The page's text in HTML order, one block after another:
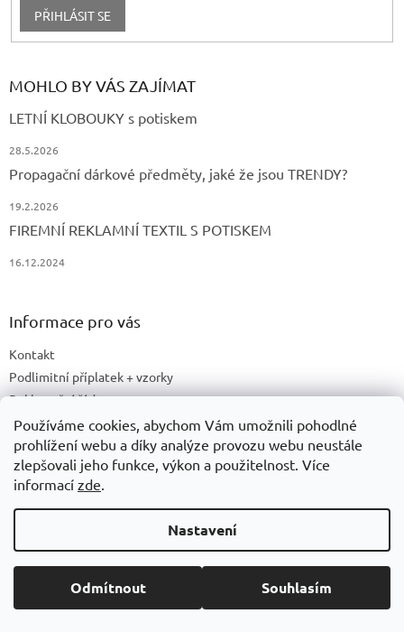
Používáme cookies, abychom Vám umožnili pohodlné
prohlížení webu a díky analýze provozu webu neustále
zlepšovali jeho funkce, výkon a použitelnost. Více
informací zde.
Nastavení
Odmítnout Souhlasím
PŘIHLÁSIT SE
MOHLO BY VÁS ZAJÍMAT
LETNÍ KLOBOUKY s potiskem
28.5.2026
Propagační dárkové předměty, jaké že jsou TRENDY?
19.2.2026
FIREMNÍ REKLAMNÍ TEXTIL S POTISKEM
16.12.2024
Informace pro vás
Kontakt
Podlimitní příplatek + vzorky
Reklamační řád
Obchodní podmínky
Cookies
Ochrana osobních údajů
Doprava a platby
Druhy potisku
Recyklační příspěvky a zpětný odběr elektrozařízení/baterií